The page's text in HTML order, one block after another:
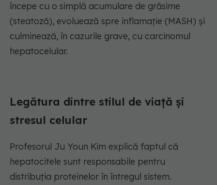
începe cu o simplă acumulare de grăsime
(steatoză), evoluează spre inflamație (MASH) și
culminează, în cazurile grave, cu carcinomul
hepatocelular.
Legătura dintre stilul de viață și
stresul celular
Profesorul Ju Youn Kim explică faptul că
hepatocitele sunt responsabile pentru
distribuția proteinelor în întregul sistem.